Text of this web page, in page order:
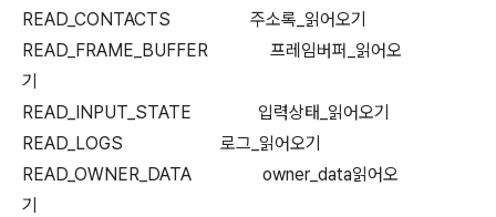
READ_CONTACTS 주소록_읽어오기
READ_FRAME_BUFFER 프레임버퍼_읽어오
기
READ_INPUT_STATE 입력상태_읽어오기
READ_LOGS 로그_읽어오기
READ_OWNER_DATA owner_data읽어오
기